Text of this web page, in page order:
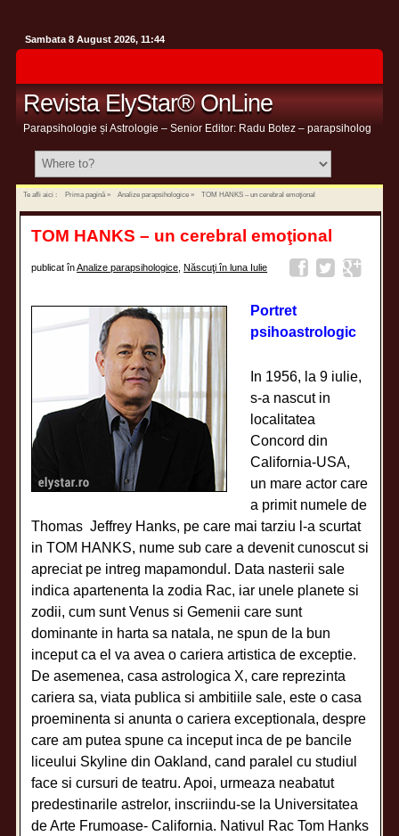
Sambata 8 August 2026, 11:44
Revista ElyStar® OnLine
Parapsihologie și Astrologie – Senior Editor: Radu Botez – parapsiholog
Te afli aici : Prima pagină» Analize parapsihologice» TOM HANKS – un cerebral emoţional
TOM HANKS – un cerebral emoţional
publicat înAnalize parapsihologice ,Născuţi în luna Iulie
Portret
psihoastrologic
In 1956, la 9 iulie,
s-a nascut in
localitatea
Concord din
California-USA,
un mare actor care
a primit numele de
Thomas Jeffrey Hanks, pe care mai tarziu l-a scurtat
in TOM HANKS, nume sub care a devenit cunoscut si
apreciat pe intreg mapamondul. Data nasterii sale
indica apartenenta la zodia Rac, iar unele planete si
zodii, cum sunt Venus si Gemenii care sunt
dominante in harta sa natala, ne spun de la bun
inceput ca el va avea o cariera artistica de exceptie.
De asemenea, casa astrologica X, care reprezinta
cariera sa, viata publica si ambitiile sale, este o casa
proeminenta si anunta o cariera exceptionala, despre
care am putea spune ca inceput inca de pe bancile
liceului Skyline din Oakland, cand paralel cu studiul
face si cursuri de teatru. Apoi, urmeaza neabatut
predestinarile astrelor, inscriindu-se la Universitatea
de Arte Frumoase- California. Nativul Rac Tom Hanks